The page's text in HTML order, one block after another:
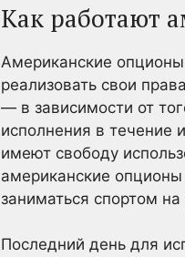
Как работают
Американские
реализовать свои
— в зависимости от
исполнения в течение
имеют свободу
американские
заниматься спортом
Последний день для